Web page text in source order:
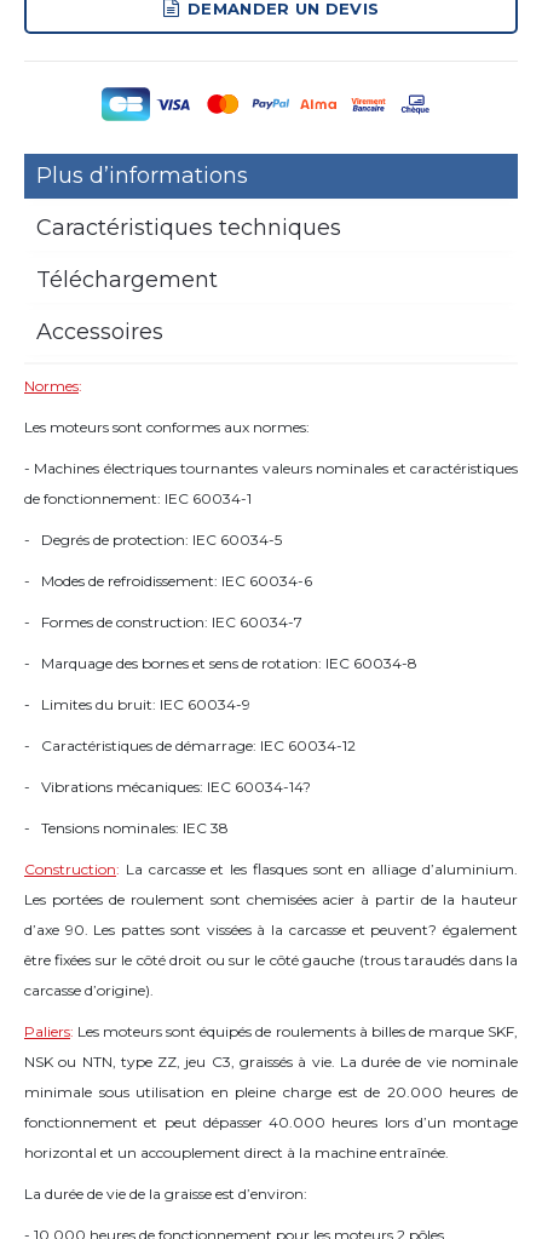
DEMANDER UN DEVIS
Plus d’informations
Caractéristiques techniques
Téléchargement
Accessoires
Normes:
Les moteurs sont conformes aux normes:
- Machines électriques tournantes valeurs nominales et caractéristiques
de fonctionnement: IEC 60034-1
- Degrés de protection: IEC 60034-5
- Modes de refroidissement: IEC 60034-6
- Formes de construction: IEC 60034-7
- Marquage des bornes et sens de rotation: IEC 60034-8
- Limites du bruit: IEC 60034-9
- Caractéristiques de démarrage: IEC 60034-12
- Vibrations mécaniques: IEC 60034-14?
- Tensions nominales: IEC 38
Construction: La carcasse et les flasques sont en alliage d’aluminium.
Les portées de roulement sont chemisées acier à partir de la hauteur
d’axe 90. Les pattes sont vissées à la carcasse et peuvent? également
être fixées sur le côté droit ou sur le côté gauche (trous taraudés dans la
carcasse d’origine).
Paliers: Les moteurs sont équipés de roulements à billes de marque SKF,
NSK ou NTN, type ZZ, jeu C3, graissés à vie. La durée de vie nominale
minimale sous utilisation en pleine charge est de 20.000 heures de
fonctionnement et peut dépasser 40.000 heures lors d’un montage
horizontal et un accouplement direct à la machine entraînée.
La durée de vie de la graisse est d’environ:
- 10.000 heures de fonctionnement pour les moteurs 2 pôles.